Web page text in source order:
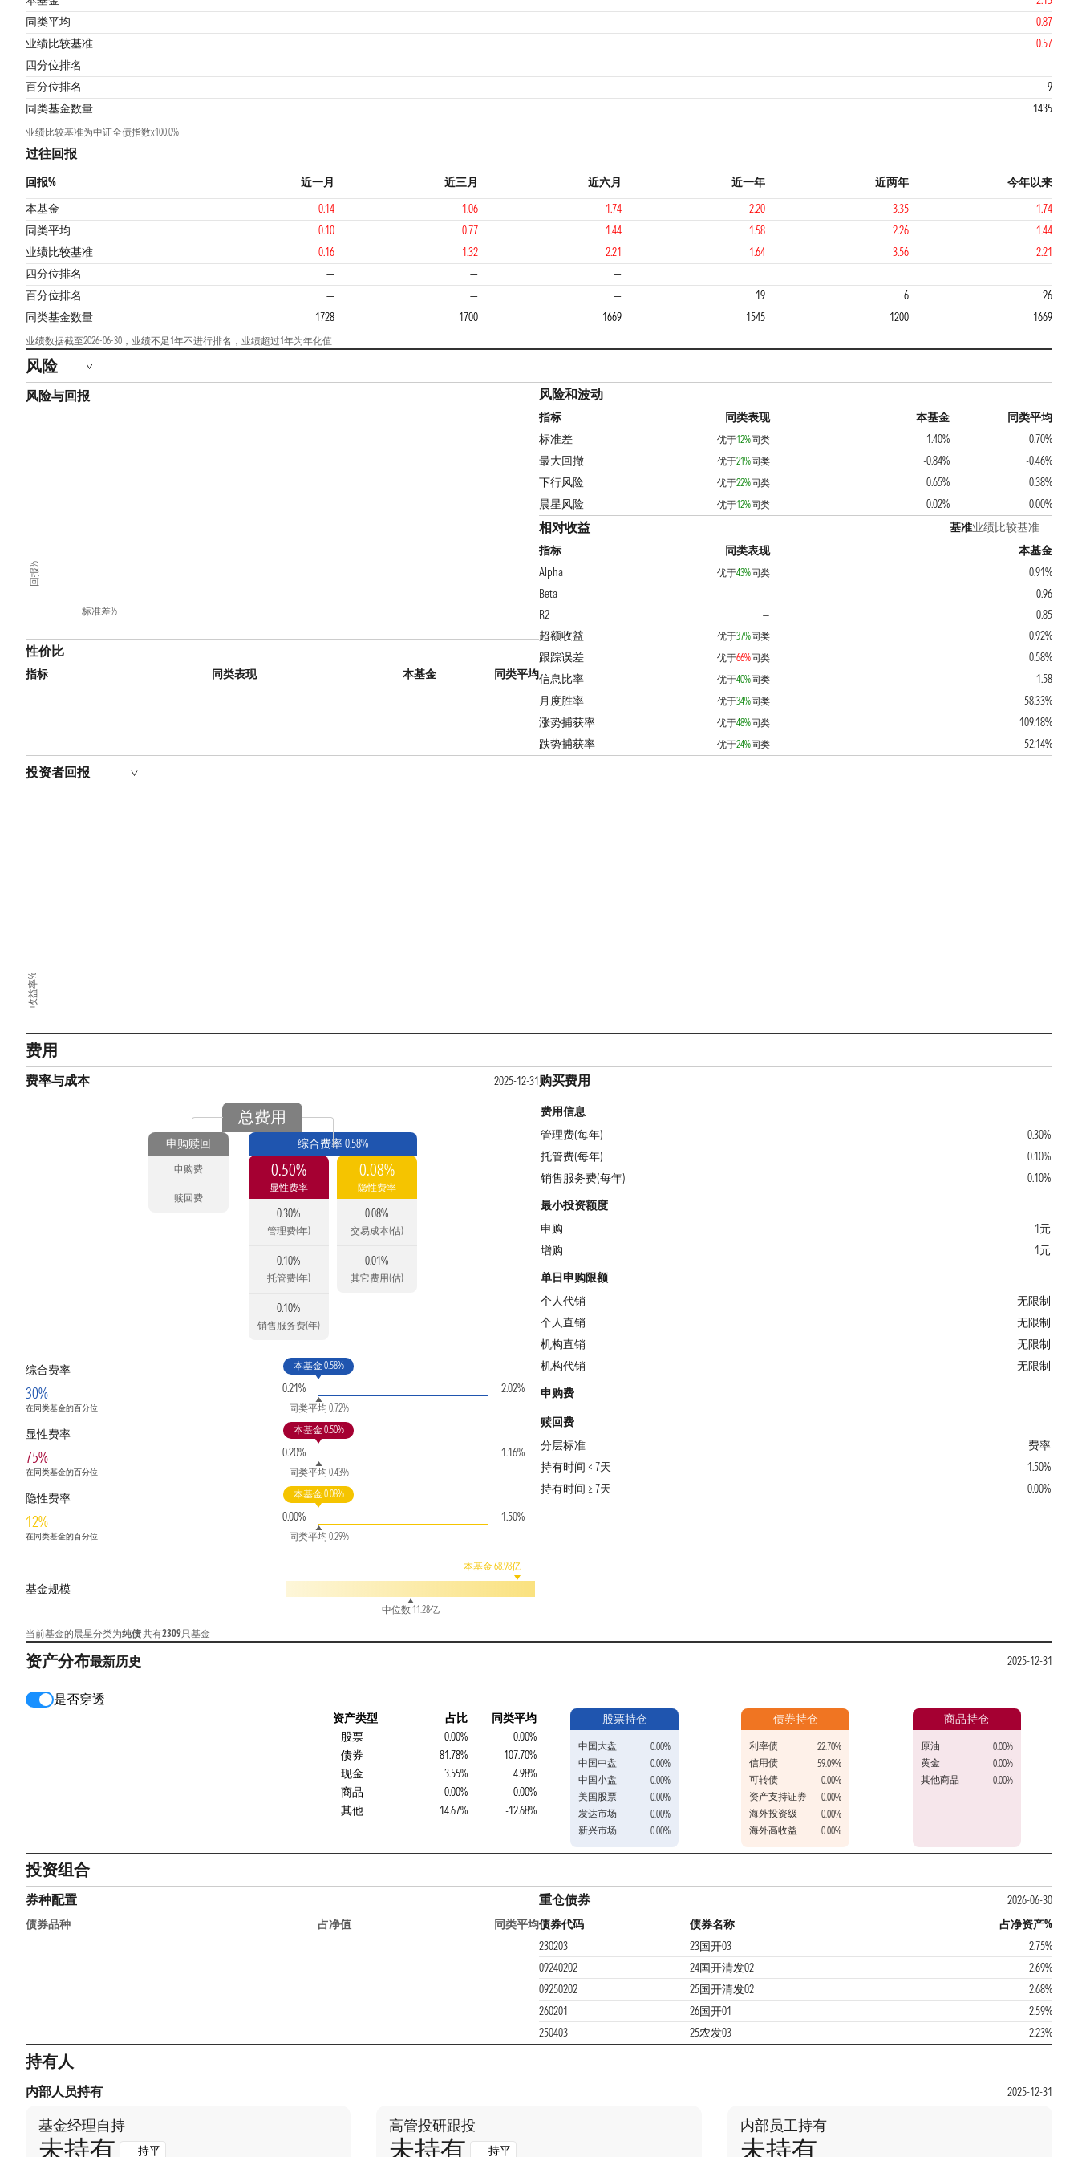
同类平均
0.87
业绩比较基准
0.57
四分位排名
1
百分位排名
9
同类基金数量
1435
业绩比较基准为中证全债指数x100.0%
过往回报
回报% 近一月 近三月 近六月 近一年 近两年
今年以来
本基金
0.14 1.06 1.74 2.20 3.35
1.74
同类平均
0.10 0.77 1.44 1.58 2.26
1.44
业绩比较基准
0.16 1.32 2.21 1.64 3.56
2.21
四分位排名
— — —
1 1 2
百分位排名 — — — 19 6
26
同类基金数量
1728 1700 1669 1545 1200 1669
业绩数据截至2026-06-30，业绩不足1年不进行排名，业绩超过1年为年化值
风险
风险与回报
标准差%
回报%
性价比
指标 同类表现 本基金 同类平均
风险和波动
指标 同类表现 本基金
同类平均
标准差
优于12%同类 1.40%
0.70%
最大回撤
优于21%同类 -0.84%
-0.46%
下行风险
优于22%同类 0.65%
0.38%
晨星风险
优于12%同类 0.02% 0.00%
相对收益 基准业绩比较基准
指标
同类表现
本基金
Alpha
优于43%同类
0.91%
Beta
—
0.96
R2
—
0.85
超额收益
优于37%同类
0.92%
跟踪误差
优于66%同类
0.58%
信息比率
优于40%同类
1.58
月度胜率
优于34%同类
58.33%
涨势捕获率
优于48%同类
109.18%
跌势捕获率
优于24%同类 52.14%
投资者回报
收益率%
费用
费率与成本 2025-12-31
总费用
申购赎回
申购费
赎回费
综合费率 0.58%
0.50%
显性费率
0.30%
管理费(年)
0.10%
托管费(年)
0.10%
销售服务费(年)
0.08%
隐性费率
0.08%
交易成本(估)
0.01%
其它费用(估)
综合费率
30%
在同类基金的百分位
0.21%
本基金 0.58%
同类平均 0.72%
2.02%
显性费率
75%
在同类基金的百分位
0.20%
本基金 0.50%
同类平均 0.43%
1.16%
隐性费率
12%
在同类基金的百分位
0.00%
本基金 0.08%
同类平均 0.29%
1.50%
基金规模
本基金 68.98亿
中位数 11.28亿
当前基金的晨星分类为纯债共有2309只基金
购买费用
费用信息
管理费(每年)
0.30%
托管费(每年)
0.10%
销售服务费(每年)
0.10%
最小投资额度
申购
1元
增购
1元
单日申购限额
个人代销
无限制
个人直销
无限制
机构直销
无限制
机构代销
无限制
申购费
赎回费
分层标准
费率
持有时间 < 7天
1.50%
持有时间 ≥ 7天
0.00%
资产分布最新历史 2025-12-31
是否穿透
资产类型 占比
同类平均
股票
0.00%
0.00%
债券
81.78%
107.70%
现金
3.55%
4.98%
商品
0.00%
0.00%
其他
14.67% -12.68%
股票持仓
中国大盘
0.00%
中国中盘
0.00%
中国小盘
0.00%
美国股票
0.00%
发达市场
0.00%
新兴市场
0.00%
债券持仓
利率债
22.70%
信用债
59.09%
可转债
0.00%
资产支持证券
0.00%
海外投资级
0.00%
海外高收益
0.00%
商品持仓
原油
0.00%
黄金
0.00%
其他商品
0.00%
投资组合
券种配置
债券品种 占净值 同类平均
重仓债券
2026-06-30
债券代码
债券名称
占净资产%
230203
23国开03
2.75%
09240202
24国开清发02
2.69%
09250202
25国开清发02
2.68%
260201
26国开01
2.59%
250403
25农发03 2.23%
持有人
内部人员持有 2025-12-31
基金经理自持
未持有 持平
高管投研跟投
未持有 持平
内部员工持有
未持有